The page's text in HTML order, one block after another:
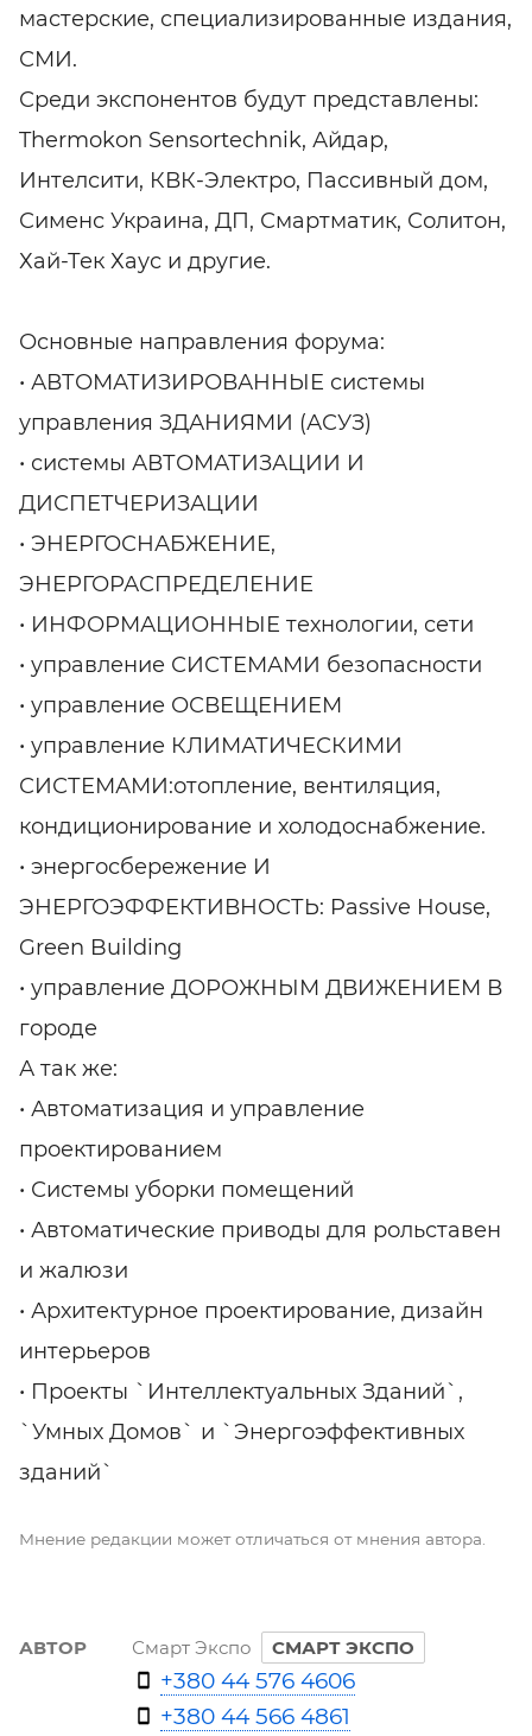
мастерские, специализированные издания,
СМИ.
Среди экспонентов будут представлены:
Thermokon Sensortechnik, Айдар,
Интелсити, КВК-Электро, Пассивный дом,
Сименс Украина, ДП, Смартматик, Солитон,
Хай-Тек Хаус и другие.
Основные направления форума:
• АВТОМАТИЗИРОВАННЫЕ системы
управления ЗДАНИЯМИ (АСУЗ)
• системы АВТОМАТИЗАЦИИ И
ДИСПЕТЧЕРИЗАЦИИ
• ЭНЕРГОСНАБЖЕНИЕ,
ЭНЕРГОРАСПРЕДЕЛЕНИЕ
• ИНФОРМАЦИОННЫЕ технологии, сети
• управление СИСТЕМАМИ безопасности
• управление ОСВЕЩЕНИЕМ
• управление КЛИМАТИЧЕСКИМИ
СИСТЕМАМИ:отопление, вентиляция,
кондиционирование и холодоснабжение.
• энергосбережение И
ЭНЕРГОЭФФЕКТИВНОСТЬ: Passive House,
Green Building
• управление ДОРОЖНЫМ ДВИЖЕНИЕМ В
городе
А так же:
• Автоматизация и управление
проектированием
• Системы уборки помещений
• Автоматические приводы для рольставен
и жалюзи
• Архитектурное проектирование, дизайн
интерьеров
• Проекты `Интеллектуальных Зданий`,
`Умных Домов` и `Энергоэффективных
зданий`
Мнение редакции может отличаться от мнения автора.
АВТОР Смарт Экспо СМАРТ ЭКСПО
+380 44 576 4606
+380 44 566 4861